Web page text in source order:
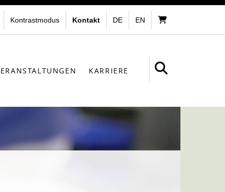
Kontrastmodus Kontakt DE EN
KARRIERE